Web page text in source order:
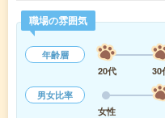
職場の雰囲気
年齢層
20代
30
男女比率
女性